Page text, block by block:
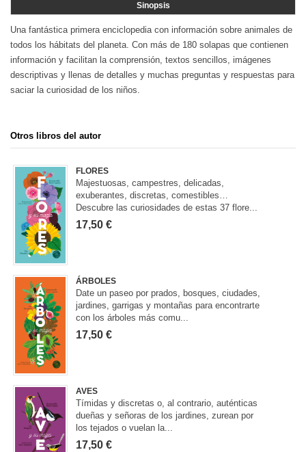
Sinopsis
Una fantástica primera enciclopedia con información sobre animales de
todos los hábitats del planeta. Con más de 180 solapas que contienen
información y facilitan la comprensión, textos sencillos, imágenes
descriptivas y llenas de detalles y muchas preguntas y respuestas para
saciar la curiosidad de los niños.
Otros libros del autor
FLORES
Majestuosas, campestres, delicadas,
exuberantes, discretas, comestibles…
Descubre las curiosidades de estas 37 flore...
17,50 €
ÁRBOLES
Date un paseo por prados, bosques, ciudades,
jardines, garrigas y montañas para encontrarte
con los árboles más comu...
17,50 €
AVES
Tímidas y discretas o, al contrario, auténticas
dueñas y señoras de los jardines, zurean por
los tejados o vuelan la...
17,50 €